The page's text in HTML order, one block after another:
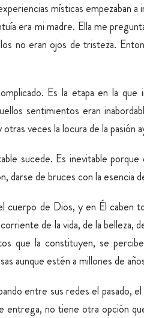
místicas empezaban
era mi madre. Ella me
no eran ojos de tristeza.
Es la etapa en la
sentimientos eran
veces la locura de la pasión
sucede. Es inevitable
darse de bruces con la
cuerpo de Dios, y en Él caben
de la vida, de la belleza,
que la constituyen, se
aunque estén a millones de
entre sus redes el pasado,
entrega, no tiene otra opción